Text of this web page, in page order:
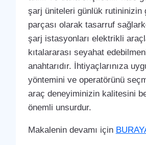
şarj üniteleri günlük rutininizin
parçası olarak tasarruf
şarj istasyonları elektrikli
kıtalararası seyahat
anahtarıdır. İhtiyaçlarınıza
yöntemini ve operatörünü
araç deneyiminizin kalitesini
önemli unsurdur.
Makalenin devamı için